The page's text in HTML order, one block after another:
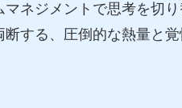
ネジメントで思考を切
する、圧倒的な熱量と覚